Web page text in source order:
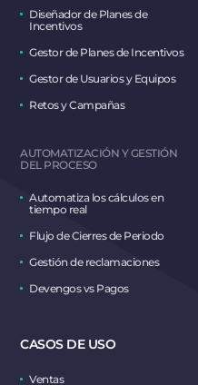
Diseñador de Planes de
Incentivos
Gestor de Planes de Incentivos
Gestor de Usuarios y Equipos
Retos y Campañas
AUTOMATIZACIÓN Y GESTIÓN
DEL PROCESO
Automatiza los cálculos en
tiempo real
Flujo de Cierres de Periodo
Gestión de reclamaciones
Devengos vs Pagos
CASOS DE USO
Ventas